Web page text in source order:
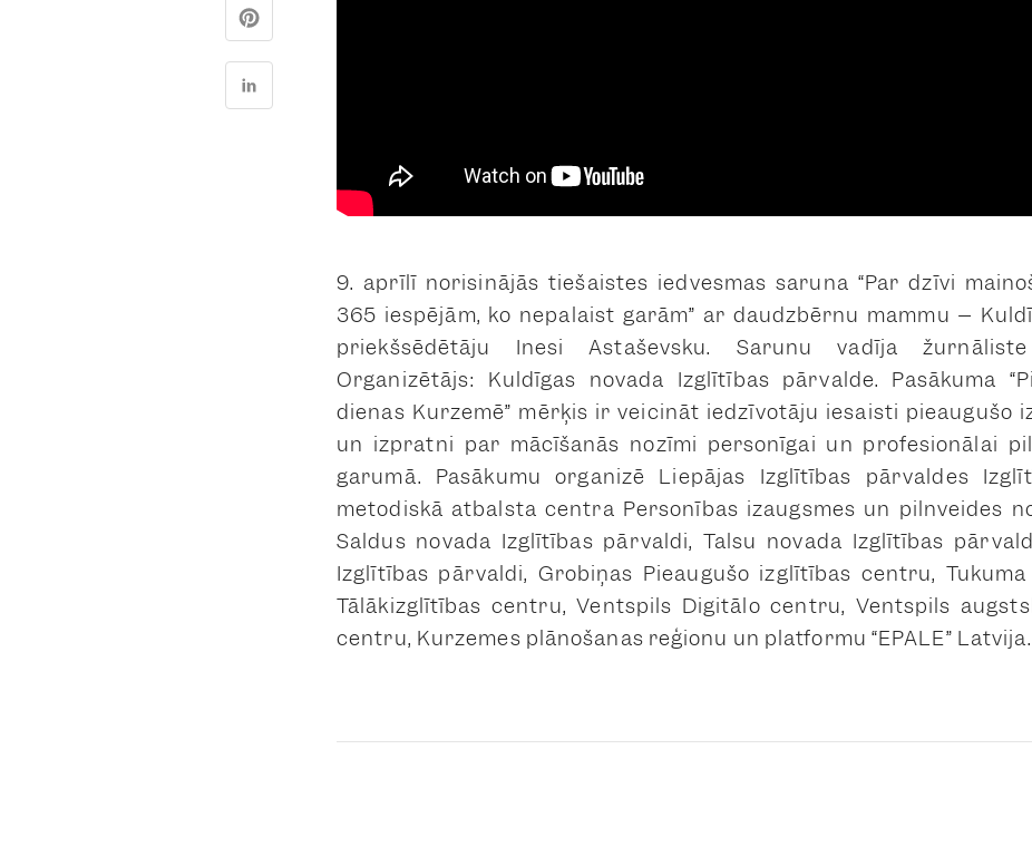
9. aprīlī norisinājās tiešaistes iedvesmas saruna “Par dzīvi
365 iespējām, ko nepalaist garām” ar daudzbērnu mammu –
priekšsēdētāju Inesi Astaševsku. Sarunu vadīja
Organizētājs: Kuldīgas novada Izglītības pārvalde. Pasākuma
dienas Kurzemē” mērķis ir veicināt iedzīvotāju iesaisti pieaugušo
un izpratni par mācīšanās nozīmi personīgai un profesionālai
garumā. Pasākumu organizē Liepājas Izglītības pārvaldes
metodiskā atbalsta centra Personības izaugsmes un pilnveides
Saldus novada Izglītības pārvaldi, Talsu novada Izglītības
Izglītības pārvaldi, Grobiņas Pieaugušo izglītības centru, Tukuma
Tālākizglītības centru, Ventspils Digitālo centru, Ventspils
centru, Kurzemes plānošanas reģionu un platformu “EPALE” Latvija.